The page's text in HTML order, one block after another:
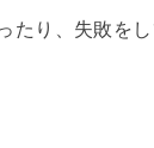
り、失敗を